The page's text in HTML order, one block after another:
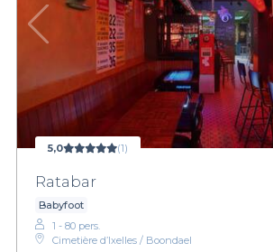
5,0 (1)
Ratabar
Babyfoot
1 - 80 pers.
Cimetière d’Ixelles / Boondael